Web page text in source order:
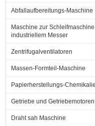
Abfallaufbereitungs-Maschine
Maschine zur
industriellem Messer
Zentrifugalventilatoren
Massen-Formteil-Maschine
Papierherstellungs-
Getriebe und Getriebemotoren
Draht sah Maschine